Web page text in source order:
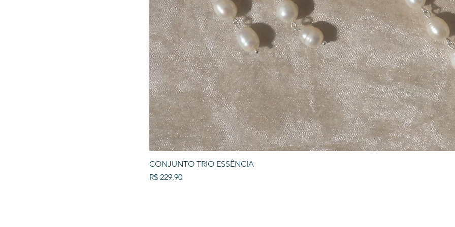
CONJUNTO TRIO ESSÊNCIA
Preço
R$ 229,90